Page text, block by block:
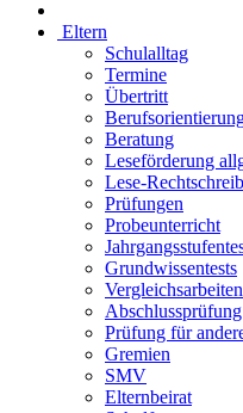
Eltern
Schulalltag
Termine
Übertritt
Beratung
Leseförderung
Lese-
Prüfungen
Probeunterricht
Grundwissentests
Vergleichsarbeiten
Abschlussprüfung
Prüfung für
Gremien
SMV
Elternbeirat